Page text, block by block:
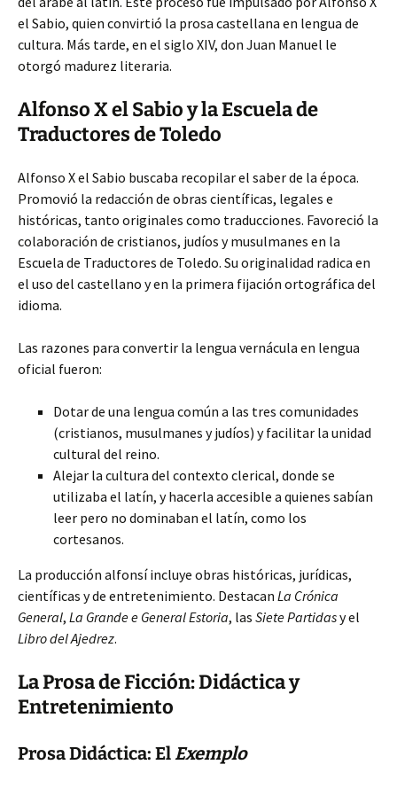
el Sabio, quien convirtió la prosa castellana en lengua de
cultura. Más tarde, en el siglo XIV, don Juan Manuel le
otorgó madurez literaria.
Alfonso X el Sabio y la Escuela de
Traductores de Toledo
Alfonso X el Sabio buscaba recopilar el saber de la época.
Promovió la redacción de obras científicas, legales e
históricas, tanto originales como traducciones. Favoreció la
colaboración de cristianos, judíos y musulmanes en la
Escuela de Traductores de Toledo. Su originalidad radica en
el uso del castellano y en la primera fijación ortográfica del
idioma.
Las razones para convertir la lengua vernácula en lengua
oficial fueron:
Dotar de una lengua común a las tres comunidades
(cristianos, musulmanes y judíos) y facilitar la unidad
cultural del reino.
Alejar la cultura del contexto clerical, donde se
utilizaba el latín, y hacerla accesible a quienes sabían
leer pero no dominaban el latín, como los
cortesanos.
La producción alfonsí incluye obras históricas, jurídicas,
científicas y de entretenimiento. Destacan La Crónica
General, La Grande e General Estoria, las Siete Partidasy el
Libro del Ajedrez.
La Prosa de Ficción: Didáctica y
Entretenimiento
Prosa Didáctica: ElExemplo